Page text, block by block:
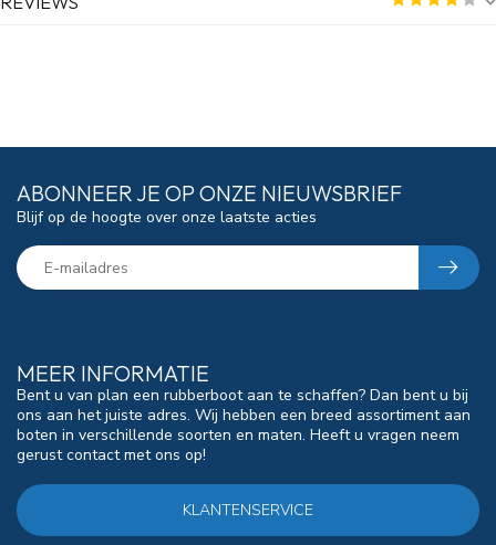
MEER INFORMATIE
Bent u van plan een rubberboot aan te schaffen? Dan bent u bij
ons aan het juiste adres. Wij hebben een breed assortiment aan
boten in verschillende soorten en maten. Heeft u vragen neem
gerust contact met ons op!
KLANTENSERVICE
ABONNEER JE OP ONZE NIEUWSBRIEF
Blijf op de hoogte over onze laatste acties